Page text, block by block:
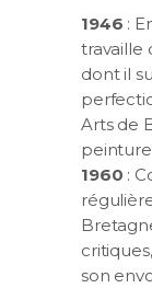
1946 :
travaille
dont il
Arts de
1960 :
son